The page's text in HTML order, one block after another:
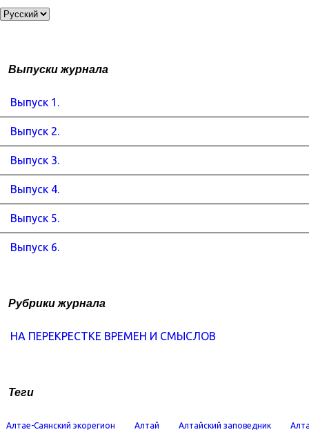
Выпуски журнала
Выпуск 1.
Выпуск 2.
Выпуск 3.
Выпуск 4.
Выпуск 5.
Выпуск 6.
Рубрики журнала
НА ПЕРЕКРЕСТКЕ ВРЕМЕН И СМЫСЛОВ
Теги
Алтае-Саянский экорегион Алтай Алтайский заповедник